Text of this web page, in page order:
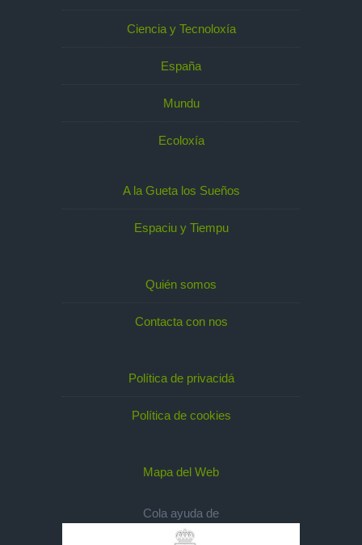
Ciencia y Tecnoloxía
España
Mundu
Ecoloxía
A la Gueta los Sueños
Espaciu y Tiempu
Quién somos
Contacta con nos
Política de privacidá
Política de cookies
Mapa del Web
Cola ayuda de